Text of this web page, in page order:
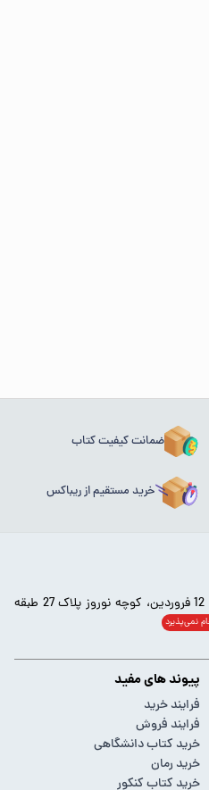
ضمانت کیفیت کتاب
خرید مستقیم از ریباکس
آدرس: تهران، میدان انقلاب، خیابان 12 فروردین، کوچه نوروز پلاک 27 طبقه
نمی‌پذیرد
پیوند های مفید
فرایند خرید
فرایند فروش
خرید کتاب دانشگاهی
خرید رمان
خرید کتاب کنکور